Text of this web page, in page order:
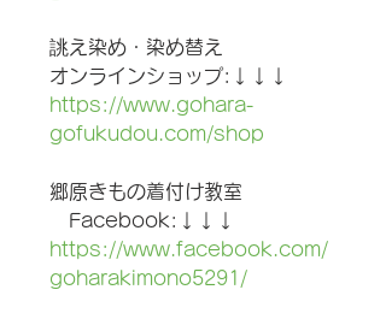
誂え染め・染め替え
オンラインショップ:↓↓↓
https://www.gohara-
gofukudou.com/shop
郷原きもの着付け教室
Facebook:↓↓↓
https://www.facebook.com/
goharakimono5291/